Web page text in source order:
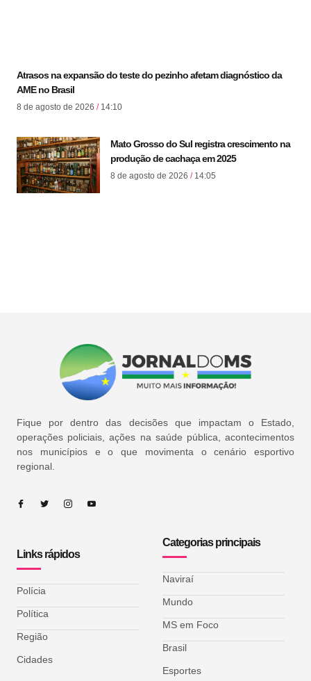
Atrasos na expansão do teste do pezinho afetam diagnóstico da
AME no Brasil
8 de agosto de 2026 14:10
Mato Grosso do Sul registra crescimento na
produção de cachaça em 2025
8 de agosto de 2026 14:05
Fique por dentro das decisões que impactam o Estado,
operações policiais, ações na saúde pública, acontecimentos
nos municípios e o que movimenta o cenário esportivo
regional.
Links rápidos
Polícia
Política
Região
Cidades
Categorias principais
Naviraí
Mundo
MS em Foco
Brasil
Esportes